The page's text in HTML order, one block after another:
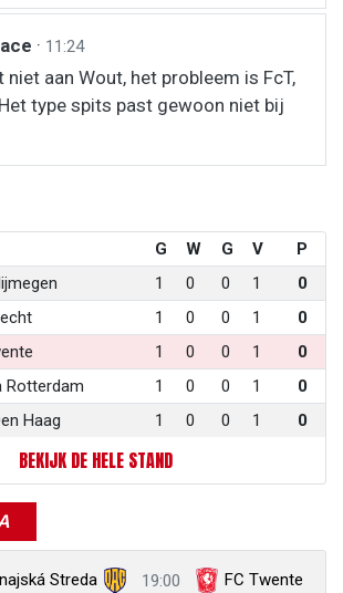
· 11:24
niet aan Wout, het probleem is FcT,
type spits past gewoon niet bij
G W G V
P
1 0 0 1
0
1 0 0 1
0
1 0 0 1
0
Rotterdam 1 0 0 1
0
Haag 1 0 0 1 0
BEKIJK DE HELE STAND
Streda 19:00 FC Twente